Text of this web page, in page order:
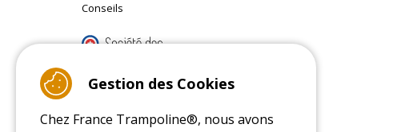
Conseils
9.4 /10 (22077 reviews)
Read customer reviews
Gestion des Cookies
Chez France Trampoline®, nous avons